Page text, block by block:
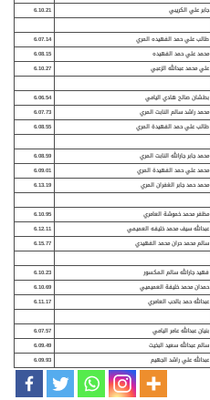
جابر علي الكريبي 6.10.21
طالب علي حمد الفهيده المري
6.07.14
محمد علي حمد الفهيده
6.08.15
علي محمد عبدالله الزعبي 6.10.27
بطشان صالح هادي اليامي
6.06.54
محمد راشد سالم النابت المري
6.07.73
طالب علي حمد الفهيدة المري 6.08.55
محمد جابر جارالله النابت المري
6.08.59
محمد علي حمد الفهيدة المري
6.09.01
محمد حمد جابر الغفران المري 6.13.19
مظفر محمد خموشة العامري
6.10.95
عبدالله سيف محمد خليفه العميمي
6.12.11
سالم محمد حران محمد الفهيدي 6.15.77
فهيد جارالله سالم المكسور
6.10.23
حمدان محمد خليفة العميميي
6.10.69
عبدالله حمد بالحب العامري 6.11.17
بنيان عبدالله عامر اليامي
6.07.57
سالم عبدالله سعيد البخيت
6.09.49
عبدالله علي راشد الجهيم 6.09.93